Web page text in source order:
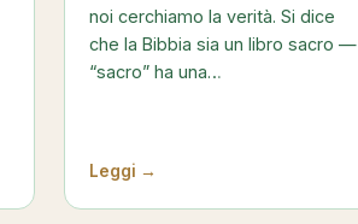
noi cerchiamo la verità. Si dice
che la Bibbia sia un libro sacro —
“sacro” ha una…
Leggi →